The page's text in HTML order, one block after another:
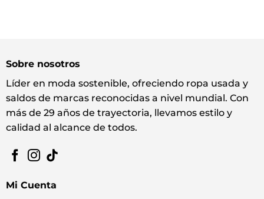
Sobre nosotros
Líder en moda sostenible, ofreciendo ropa usada y
saldos de marcas reconocidas a nivel mundial. Con
más de 29 años de trayectoria, llevamos estilo y
calidad al alcance de todos.
Mi Cuenta